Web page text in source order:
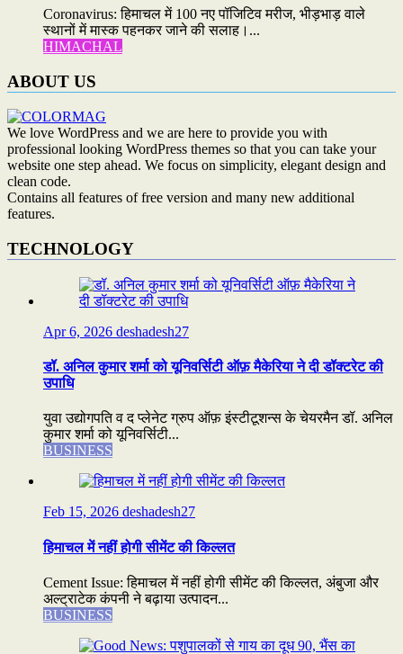
Coronavirus: हिमाचल में 100 नए पॉजिटिव मरीज, भीड़भाड़ वाले
स्थानों में मास्क पहनकर जाने की सलाह।...
HIMACHAL
ABOUT US
We love WordPress and we are here to provide you with
professional looking WordPress themes so that you can take your
website one step ahead. We focus on simplicity, elegant design and
clean code.
Contains all features of free version and many new additional
features.
TECHNOLOGY
Apr 6, 2026 deshadesh27
डॉ. अनिल कुमार शर्मा को यूनिवर्सिटी ऑफ़ मैकेरिया ने दी डॉक्टरेट की
उपाधि
युवा उद्योगपति व द प्लेनेट ग्रुप ऑफ़ इंस्टीटूशन्स के चेयरमैन डॉ. अनिल
कुमार शर्मा को यूनिवर्सिटी...
BUSINESS
Feb 15, 2026 deshadesh27
हिमाचल में नहीं होगी सीमेंट की किल्लत
Cement Issue: हिमाचल में नहीं होगी सीमेंट की किल्लत, अंबुजा और
अल्ट्राटेक कंपनी ने बढ़ाया उत्पादन...
BUSINESS